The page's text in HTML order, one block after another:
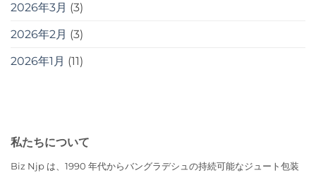
2026年3月 (3)
2026年2月 (3)
2026年1月 (11)
私たちについて
Biz Njp は、1990 年代からバングラデシュの持続可能なジュート包装